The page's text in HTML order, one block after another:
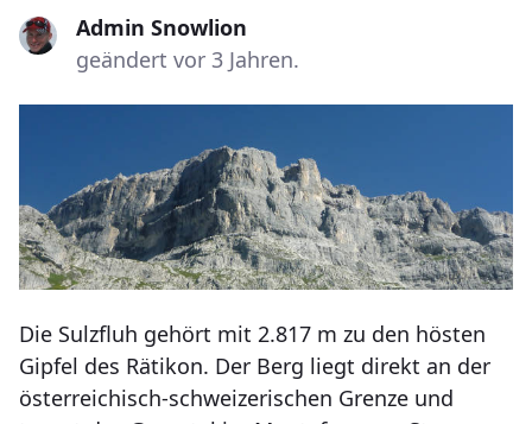
Admin Snowlion
geändert vor 3 Jahren.
Die Sulzfluh gehört mit 2.817 m zu den hösten
Gipfel des Rätikon. Der Berg liegt direkt an der
österreichisch-schweizerischen Grenze und